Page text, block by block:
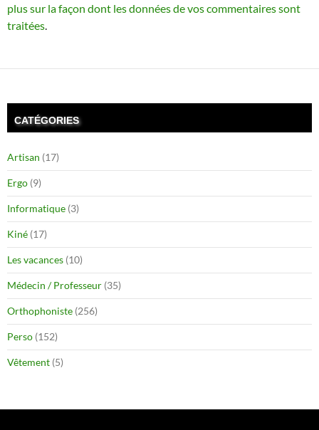
plus sur la façon dont les données de vos commentaires sont
traitées
CATÉGORIES
Artisan (17)
Ergo (9)
Informatique (3)
Kiné (17)
Les vacances (10)
Médecin / Professeur (35)
Orthophoniste (256)
Perso (152)
Vêtement (5)